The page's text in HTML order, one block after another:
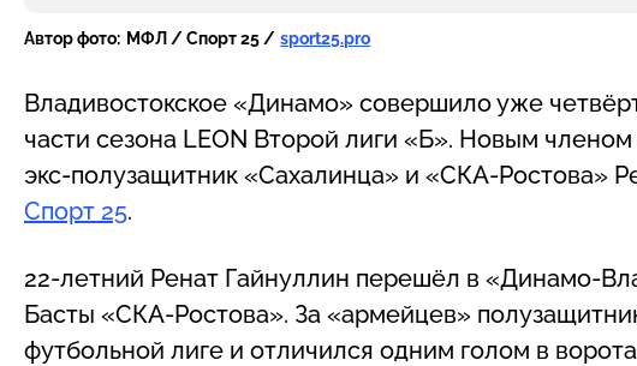
Автор фото: МФЛ / Спорт 25 / sport25.pro
Владивостокское «Динамо» совершило уже
части сезона LEON Второй лиги «Б». Новым
экс-полузащитник «Сахалинца» и «СКА-Ростова»
Спорт 25.
22-летний Ренат Гайнуллин перешёл в «Динамо-
Басты «СКА-Ростова». За «армейцев»
футбольной лиге и отличился одним голом в